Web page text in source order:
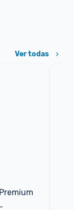
Ver todas